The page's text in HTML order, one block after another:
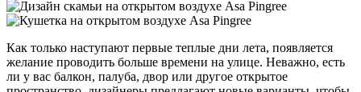
Как только наступают первые теплые дни лета, появляется
желание проводить больше времени на улице. Неважно, есть
ли у вас балкон, палуба, двор или другое открытое